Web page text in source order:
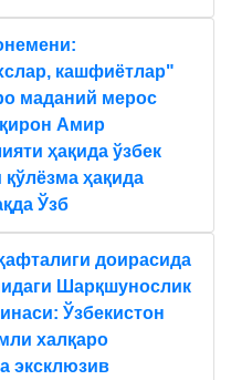
кашфиётлар"
маданий мерос
Амир
ҳақида ўзбек
қўлёзма ҳақида
Ўзб
доирасида
Шарқшунослик
Ўзбекистон
халқаро
эксклюзив